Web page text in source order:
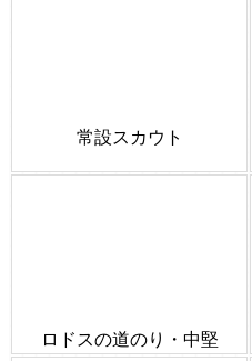
常設スカウト
ロドスの道のり・中堅